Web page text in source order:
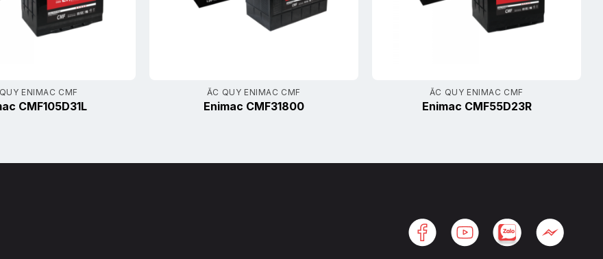
ENIMAC CMF
CMF105D31L
ẮC QUY ENIMAC CMF
Enimac CMF31800
ẮC QUY ENIMAC CMF
Enimac CMF55D23R